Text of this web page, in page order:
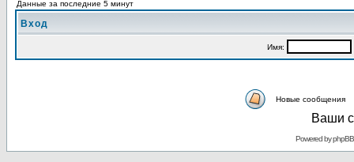
Данные за последние 5 минут
Вход
Имя:
Новые сообщения
Ваши
Powered byphpBB